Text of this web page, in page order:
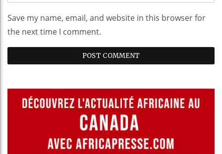
Save my name, email, and website in this browser for
the next time I comment.